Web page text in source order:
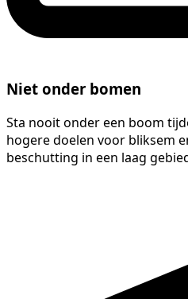
Niet onder bomen
Sta nooit onder een boom
hogere doelen voor bliksem
beschutting in een laag